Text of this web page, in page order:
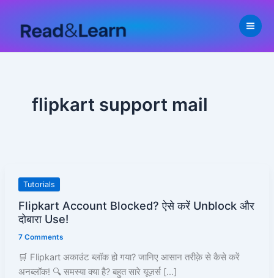
content
flipkart support mail
Tutorials
Flipkart Account Blocked? ऐसे करें Unblock और
दोबारा Use!
7 Comments
🛒 Flipkart अकाउंट ब्लॉक हो गया? जानिए आसान तरीक़े से कैसे करें
अनब्लॉक! 🔍 समस्या क्या है? बहुत सारे यूज़र्स […]
Flipkart
Blocked?
करें
Unblock
और